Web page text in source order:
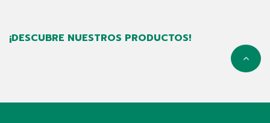
¡DESCUBRE NUESTROS PRODUCTOS!